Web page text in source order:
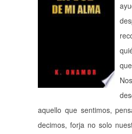
aquello que sentimos,
decimos, forja no solo